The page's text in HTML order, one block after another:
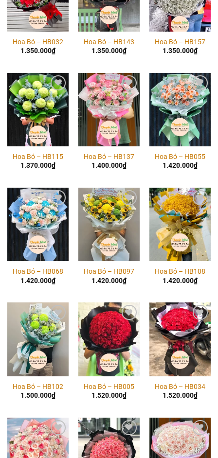
Hoa Bó – HB032
1.350.000₫
Hoa Bó – HB143
1.350.000₫
Hoa Bó – HB157
1.350.000₫
Add to
wishlist
Hoa Bó – HB115
1.370.000₫
Add to
wishlist
Hoa Bó – HB137
1.400.000₫
Add to
wishlist
Hoa Bó – HB055
1.420.000₫
Add to
wishlist
Hoa Bó – HB068
1.420.000₫
Add to
wishlist
Hoa Bó – HB097
1.420.000₫
Add to
wishlist
Hoa Bó – HB108
1.420.000₫
Add to
wishlist
Hoa Bó – HB102
1.500.000₫
Add to
wishlist
Hoa Bó – HB005
1.520.000₫
Add to
wishlist
Hoa Bó – HB034
1.520.000₫
Add to
wishlist
Add to
wishlist
Add to
wishlist